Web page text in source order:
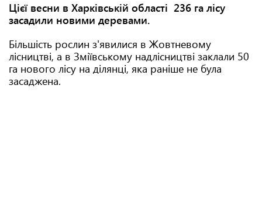
Цієї весни в Харківській області 236 га лісу
засадили новими деревами.
Більшість рослин з'явилися в Жовтневому
лісництві, а в Зміївському надлісництві заклали 50
га нового лісу на ділянці, яка раніше не була
засаджена.